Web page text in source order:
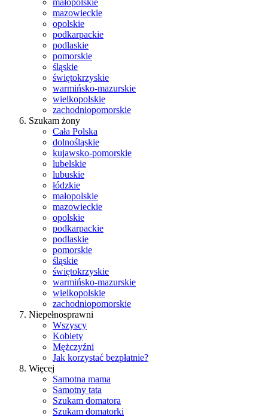
małopolskie
mazowieckie
opolskie
podkarpackie
podlaskie
pomorskie
śląskie
świętokrzyskie
warmińsko-mazurskie
wielkopolskie
zachodniopomorskie
Szukam żony
Cała Polska
dolnośląskie
kujawsko-pomorskie
lubelskie
lubuskie
łódzkie
małopolskie
mazowieckie
opolskie
podkarpackie
podlaskie
pomorskie
śląskie
świętokrzyskie
warmińsko-mazurskie
wielkopolskie
zachodniopomorskie
Niepełnosprawni
Wszyscy
Kobiety
Mężczyźni
Jak korzystać bezpłatnie?
Więcej
Samotna mama
Samotny tata
Szukam domatora
Szukam domatorki